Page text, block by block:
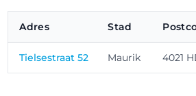
Adres Stad
Tielsestraat 52 Maurik 4021